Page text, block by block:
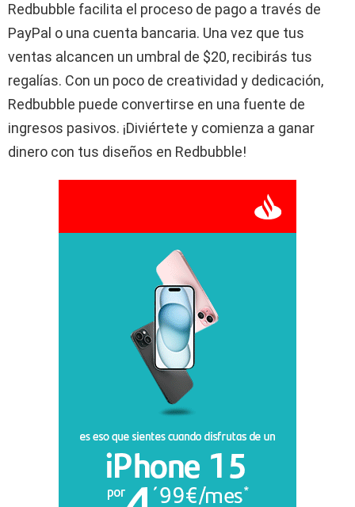
Redbubble facilita el proceso de pago a través de
PayPal o una cuenta bancaria. Una vez que tus
ventas alcancen un umbral de $20, recibirás tus
regalías. Con un poco de creatividad y dedicación,
Redbubble puede convertirse en una fuente de
ingresos pasivos. ¡Diviértete y comienza a ganar
dinero con tus diseños en Redbubble!